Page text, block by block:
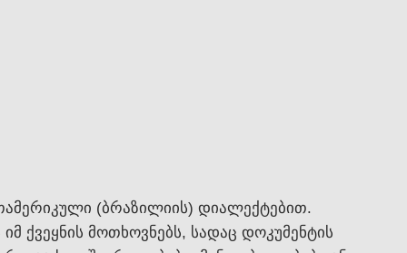
(ბრაზილიის) დიალექტებით.
ქვეყნის მოთხოვნებს, სადაც დოკუმენტის